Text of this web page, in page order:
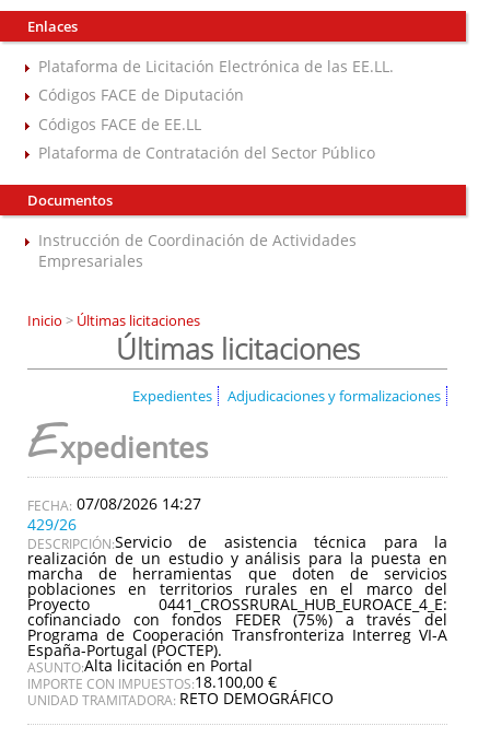
Enlaces
Plataforma de Licitación Electrónica de las EE.LL.
Códigos FACE de Diputación
Códigos FACE de EE.LL
Plataforma de Contratación del Sector Público
Documentos
Instrucción de Coordinación de Actividades
Empresariales
Inicio > Últimas licitaciones
Últimas licitaciones
Expedientes Adjudicaciones y formalizaciones
Expedientes
07/08/2026 14:27
429/26
DESCRIPCIÓN:Servicio de asistencia técnica para la
realización de un estudio y análisis para la puesta en
marcha de herramientas que doten de servicios
poblaciones en territorios rurales en el marco del
Proyecto 0441_CROSSRURAL_HUB_EUROACE_4_E:
cofinanciado con fondos FEDER (75%) a través del
Programa de Cooperación Transfronteriza Interreg VI-A
España-Portugal (POCTEP).
ASUNTO:Alta licitación en Portal
IMPORTE CON IMPUESTOS:18.100,00 €
UNIDAD TRAMITADORA: RETO DEMOGRÁFICO